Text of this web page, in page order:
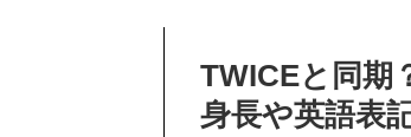
TWICEと同期
身長や英語表